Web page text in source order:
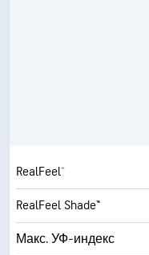
RealFeel®
RealFeel Shade™
Макс. УФ-индекс